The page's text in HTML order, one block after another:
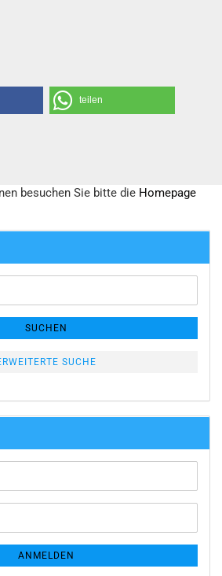
teilen
besuchen Sie bitte die Homepage
SUCHEN
SUCHE
ANMELDEN